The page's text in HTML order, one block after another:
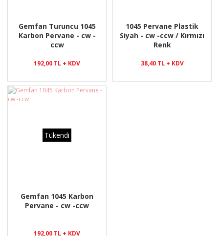
Gemfan Turuncu 1045
Karbon Pervane - cw -
ccw
192,00 TL + KDV
1045 Pervane Plastik
Siyah - cw -ccw / Kırmızı
Renk
38,40 TL + KDV
Tükendi
Gemfan 1045 Karbon
Pervane - cw -ccw
192,00 TL + KDV